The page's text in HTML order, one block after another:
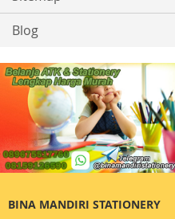
Blog
BINA MANDIRI STATIONERY